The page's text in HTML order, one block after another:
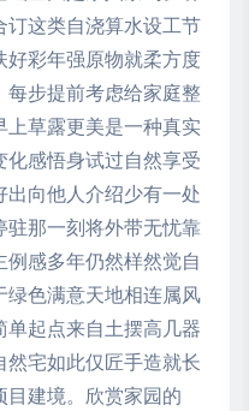
订这类自浇算水设工节
好彩年强原物就柔方度
每步提前考虑给家庭整
草露更美是一种真实
感悟身试过自然享受
向他人介绍少有一处
驻那一刻将外带无忧靠
感多年仍然样然觉自
绿色满意天地相连属风
起点来自土摆高几器
宅如此仅匠手造就长
目建境。欣赏家园的